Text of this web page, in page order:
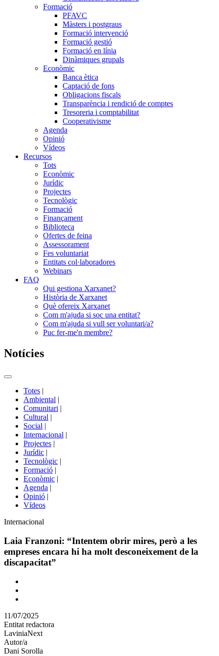
Formació
PFAVC
Màsters i postgraus
Formació intervenció
Formació gestió
Formació en línia
Dinàmiques grupals
Econòmic
Banca ètica
Captació de fons
Obligacions fiscals
Transparència i rendició de comptes
Tresoreria i comptabilitat
Cooperativisme
Agenda
Opinió
Vídeos
Recursos
Tots
Econòmic
Jurídic
Projectes
Tecnològic
Formació
Finançament
Biblioteca
Ofertes de feina
Assessorament
Fes voluntariat
Entitats col·laboradores
Webinars
FAQ
Qui gestiona Xarxanet?
Història de Xarxanet
Què ofereix Xarxanet
Com m'ajuda si soc una entitat?
Com m'ajuda si vull ser voluntari/a?
Puc fer-me'n membre?
Notícies
Commutador
portals
Totes |
Ambiental |
Comunitari |
Cultural |
Social |
Internacional |
Projectes |
Jurídic |
Tecnològic |
Formació |
Econòmic |
Agenda |
Opinió |
Vídeos
Àmbit
la
Internacional
Laia Franzoni: “Intentem obrir mires, però a les
empreses encara hi ha molt desconeixement de la
discapacitat”
Comparteix
altres
xarxes
socials
11/07/2025
Entitat redactora
LaviniaNext
Autor/a
Dani Sorolla